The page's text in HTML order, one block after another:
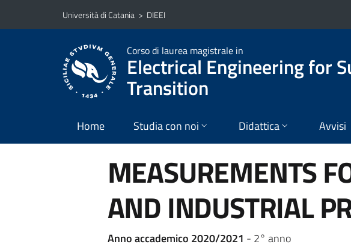
Vai al contenuto principale
Vai al menu di navigazione
Università di Catania > DIEEI
Corso di laurea magistrale in
Electrical Engineering for
Transition
Home Studia con noi Didattica Avvisi
MEASUREMENTS
AND INDUSTRIAL
Anno accademico 2020/2021 - 2° anno